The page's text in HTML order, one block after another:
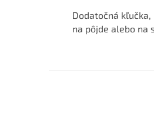
Dodatočná
na pôjde alebo na